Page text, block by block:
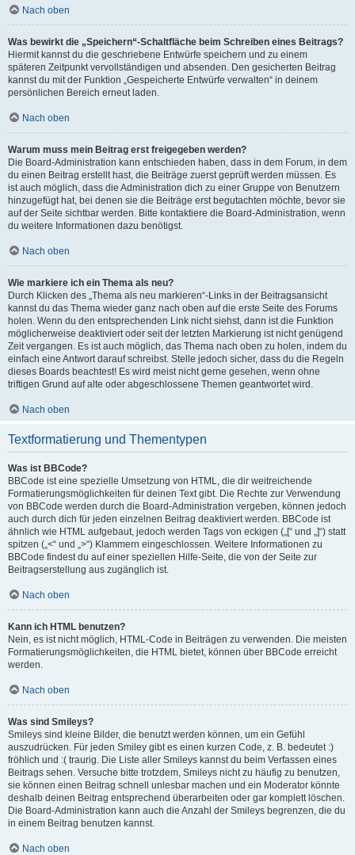
Nach oben
Was bewirkt die „Speichern“-Schaltfläche beim Schreiben eines Beitrags?
Hiermit kannst du die geschriebene Entwürfe speichern und zu einem
späteren Zeitpunkt vervollständigen und absenden. Den gesicherten Beitrag
kannst du mit der Funktion „Gespeicherte Entwürfe verwalten“ in deinem
persönlichen Bereich erneut laden.
Nach oben
Warum muss mein Beitrag erst freigegeben werden?
Die Board-Administration kann entschieden haben, dass in dem Forum, in dem
du einen Beitrag erstellt hast, die Beiträge zuerst geprüft werden müssen. Es
ist auch möglich, dass die Administration dich zu einer Gruppe von Benutzern
hinzugefügt hat, bei denen sie die Beiträge erst begutachten möchte, bevor sie
auf der Seite sichtbar werden. Bitte kontaktiere die Board-Administration, wenn
du weitere Informationen dazu benötigst.
Nach oben
Wie markiere ich ein Thema als neu?
Durch Klicken des „Thema als neu markieren“-Links in der Beitragsansicht
kannst du das Thema wieder ganz nach oben auf die erste Seite des Forums
holen. Wenn du den entsprechenden Link nicht siehst, dann ist die Funktion
möglicherweise deaktiviert oder seit der letzten Markierung ist nicht genügend
Zeit vergangen. Es ist auch möglich, das Thema nach oben zu holen, indem du
einfach eine Antwort darauf schreibst. Stelle jedoch sicher, dass du die Regeln
dieses Boards beachtest! Es wird meist nicht gerne gesehen, wenn ohne
triftigen Grund auf alte oder abgeschlossene Themen geantwortet wird.
Nach oben
Textformatierung und Thementypen
Was ist BBCode?
BBCode ist eine spezielle Umsetzung von HTML, die dir weitreichende
Formatierungsmöglichkeiten für deinen Text gibt. Die Rechte zur Verwendung
von BBCode werden durch die Board-Administration vergeben, können jedoch
auch durch dich für jeden einzelnen Beitrag deaktiviert werden. BBCode ist
ähnlich wie HTML aufgebaut, jedoch werden Tags von eckigen („[“ und „]“) statt
spitzen („<“ und „>“) Klammern eingeschlossen. Weitere Informationen zu
BBCode findest du auf einer speziellen Hilfe-Seite, die von der Seite zur
Beitragserstellung aus zugänglich ist.
Nach oben
Kann ich HTML benutzen?
Nein, es ist nicht möglich, HTML-Code in Beiträgen zu verwenden. Die meisten
Formatierungsmöglichkeiten, die HTML bietet, können über BBCode erreicht
werden.
Nach oben
Was sind Smileys?
Smileys sind kleine Bilder, die benutzt werden können, um ein Gefühl
auszudrücken. Für jeden Smiley gibt es einen kurzen Code, z. B. bedeutet :)
fröhlich und :( traurig. Die Liste aller Smileys kannst du beim Verfassen eines
Beitrags sehen. Versuche bitte trotzdem, Smileys nicht zu häufig zu benutzen,
sie können einen Beitrag schnell unlesbar machen und ein Moderator könnte
deshalb deinen Beitrag entsprechend überarbeiten oder gar komplett löschen.
Die Board-Administration kann auch die Anzahl der Smileys begrenzen, die du
in einem Beitrag benutzen kannst.
Nach oben